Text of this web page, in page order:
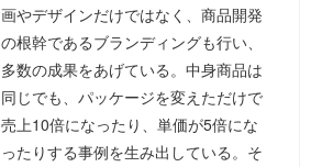
画やデザインだけではなく、商品開発
の根幹であるブランディングも行い、
多数の成果をあげている。中身商品は
同じでも、パッケージを変えただけで
売上10倍になったり、単価が5倍にな
ったりする事例を生み出している。そ